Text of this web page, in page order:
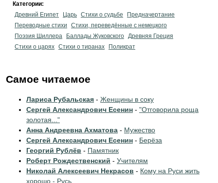
Категории:
Древний Египет
Царь Стихи о судьбе
Предначертание
Переводные стихи
Стихи, переведённые с немецкого
Поэзия Шиллера
Баллады Жуковского Древняя Греция
Стихи о царях Стихи о тиранах Поликрат
Самое читаемое
Лариса Рубальская - Женщины в соку
Сергей Александрович Есенин - "Отговорила роща
золотая..."
Анна Андреевна Ахматова - Мужество
Сергей Александрович Есенин - Берёза
Георгий Рублёв - Памятник
Роберт Рождественский - Учителям
Николай Алексеевич Некрасов - Кому на Руси жить
хорошо - Русь